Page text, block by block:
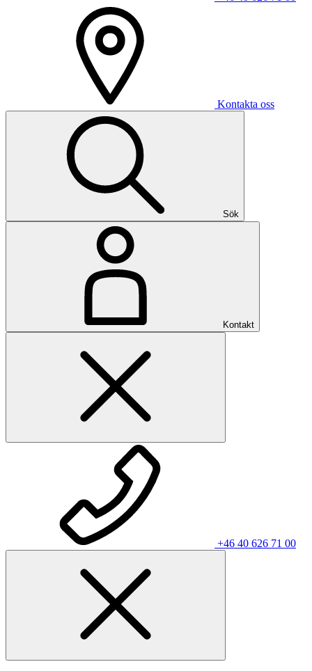
Kontakta oss
Sök
Kontakt
+46 40 626 71 00